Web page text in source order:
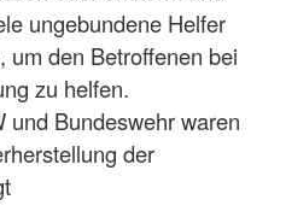
ungebundene Helfer
um den Betroffenen bei
zu helfen.
und Bundeswehr waren
der